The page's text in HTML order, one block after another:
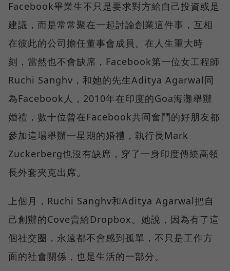
Facebook畢業生不只是要求對方給自己投資或是
建議，而是常常聚在一起討論創業這件事，互相
在彼此的公司擔任董事會成員。在人生重大時
刻，當然也不會缺席，Facebook第一位女工程師
Ruchi Sanghv，和她的先生Aditya Agarwal同
為Facebook人，2010年在印度的Goa海灘舉辦
婚禮，數十位曾在Facebook共同奮鬥的好朋友都
參加這場舉辦一星期的婚禮，執行長Mark
Zuckerberg也沒有缺席，穿了一身印度傳統高領
長外套夾克出席。
上個月，Ruchi Sanghv和Aditya Agarwal把自
己創辦的Cove賣給Dropbox。她說，因為有了這
個社交圈，永遠都不會感到孤單，不只是工作方
面的社會關係，也是生活的一部分。